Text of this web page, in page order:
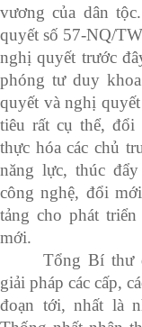
vương của dân
quyết số 57-NQ/
nghị quyết trước
phóng tư duy
quyết và nghị
tiêu rất cụ thể, đổi
thực hóa các chủ
năng lực, thúc
công nghệ, đổi
tảng cho phát
mới.
Tổng Bí thư
giải pháp các cấp,
đoạn tới, nhất là